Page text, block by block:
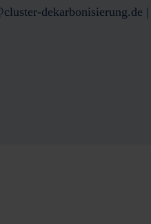
dekarbonisierung.de |